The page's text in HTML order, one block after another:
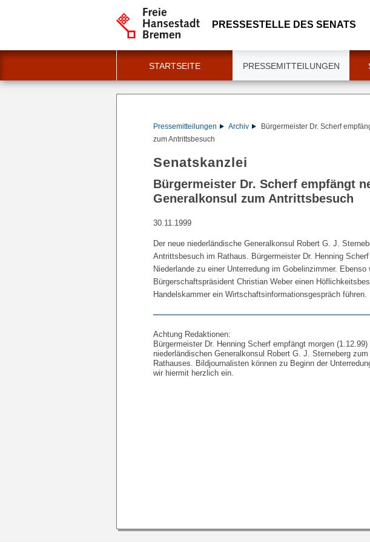
PRESSESTELLE DES SENATS
STARTSEITE PRESSEMITTEILUNGEN
Pressemitteilungen Archiv
Bürgermeister Dr. Scherf
zum Antrittsbesuch
Senatskanzlei
Bürgermeister Dr. Scherf empfängt
Generalkonsul zum Antrittsbesuch
30.11.1999
Der neue niederländische Generalkonsul Robert G. J.
Antrittsbesuch im Rathaus. Bürgermeister Dr. Henning
Niederlande zu einer Unterredung im Gobelinzimmer. Ebenso
Bürgerschaftspräsident Christian Weber einen
Handelskammer ein Wirtschaftsinformationsgespräch führen.
Achtung Redaktionen:
Bürgermeister Dr. Henning Scherf empfängt morgen
niederländischen Generalkonsul Robert G. J. Sterneberg
Rathauses. Bildjournalisten können zu Beginn der
wir hiermit herzlich ein.